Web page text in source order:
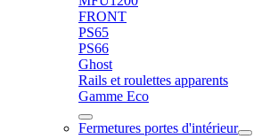
FRONT
PS65
PS66
Ghost
Rails et roulettes apparents
Gamme Eco
Fermetures portes d'intérieur